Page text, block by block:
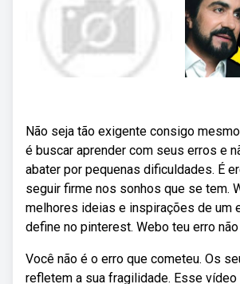
Não seja tão exigente consigo
é buscar aprender com seus erros e
abater por pequenas dificuldades. É
seguir firme nos sonhos que se tem.
melhores ideias e inspirações de um
define no pinterest. Webo teu erro
Você não é o erro que cometeu. Os
refletem a sua fragilidade. Esse vídeo